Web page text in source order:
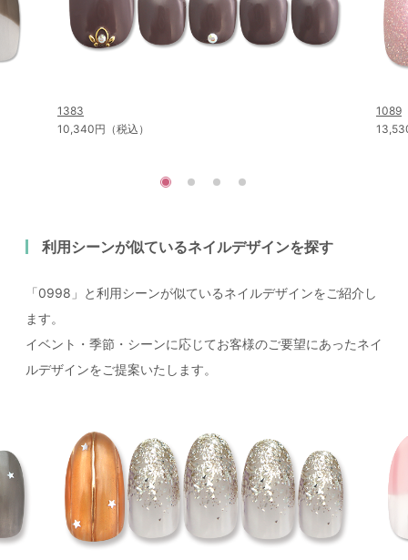
1383
10,340円（税込）
1089
利用シーンが似ているネイルデザインを探す
「0998」と利用シーンが似ているネイルデザインをご紹介し
ます。
イベント・季節・シーンに応じてお客様のご要望にあったネイ
ルデザインをご提案いたします。